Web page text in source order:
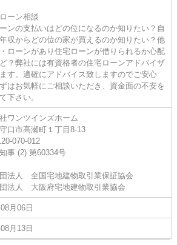
ーン相談
ンの支払いはどの位になるのか知りたい？自
収からどの位の家が買えるのか知りたい？他
ローンがあり住宅ローンが借りられるか心配
？弊社には有資格者の住宅ローンアドバイザ
す。適確にアドバイス致しますのでご安心
はお気軽にご相談いただき、資金面の不安を
下さい。
ワンツインズホーム
口市高瀬町１丁目8-13
070-012
事 (2) 第60334号
法人 全国宅地建物取引業保証協会
法人 大阪府宅地建物取引業協会
月06日
月13日